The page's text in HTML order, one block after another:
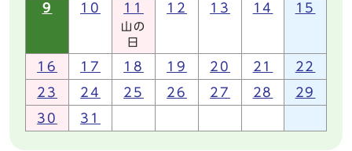
9 10 11
山の
日
12 13 14 15
16 17 18 19 20 21 22
23 24 25 26 27 28 29
30 31